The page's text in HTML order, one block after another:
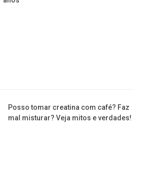
Posso tomar creatina com café? Faz
mal misturar? Veja mitos e verdades!